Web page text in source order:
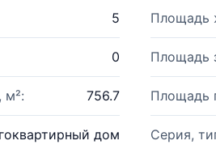
5 Площадь
0 Площадь
м²: 756.7 Площадь
дом Серия,